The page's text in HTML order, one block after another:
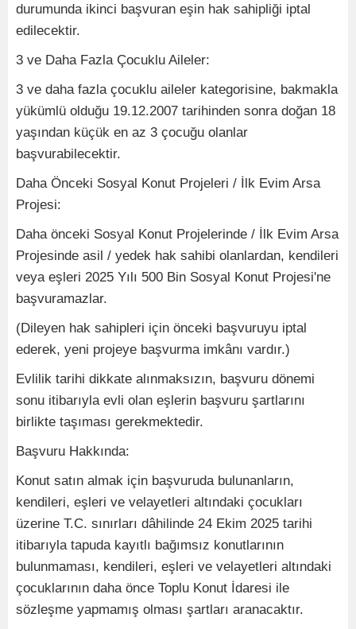
durumunda ikinci başvuran eşin hak sahipliği iptal
edilecektir.
3 ve Daha Fazla Çocuklu Aileler:
3 ve daha fazla çocuklu aileler kategorisine, bakmakla
yükümlü olduğu 19.12.2007 tarihinden sonra doğan 18
yaşından küçük en az 3 çocuğu olanlar
başvurabilecektir.
Daha Önceki Sosyal Konut Projeleri / İlk Evim Arsa
Projesi:
Daha önceki Sosyal Konut Projelerinde / İlk Evim Arsa
Projesinde asil / yedek hak sahibi olanlardan, kendileri
veya eşleri 2025 Yılı 500 Bin Sosyal Konut Projesi'ne
başvuramazlar.
(Dileyen hak sahipleri için önceki başvuruyu iptal
ederek, yeni projeye başvurma imkânı vardır.)
Evlilik tarihi dikkate alınmaksızın, başvuru dönemi
sonu itibarıyla evli olan eşlerin başvuru şartlarını
birlikte taşıması gerekmektedir.
Başvuru Hakkında:
Konut satın almak için başvuruda bulunanların,
kendileri, eşleri ve velayetleri altındaki çocukları
üzerine T.C. sınırları dâhilinde 24 Ekim 2025 tarihi
itibarıyla tapuda kayıtlı bağımsız konutlarının
bulunmaması, kendileri, eşleri ve velayetleri altındaki
çocuklarının daha önce Toplu Konut İdaresi ile
sözleşme yapmamış olması şartları aranacaktır.